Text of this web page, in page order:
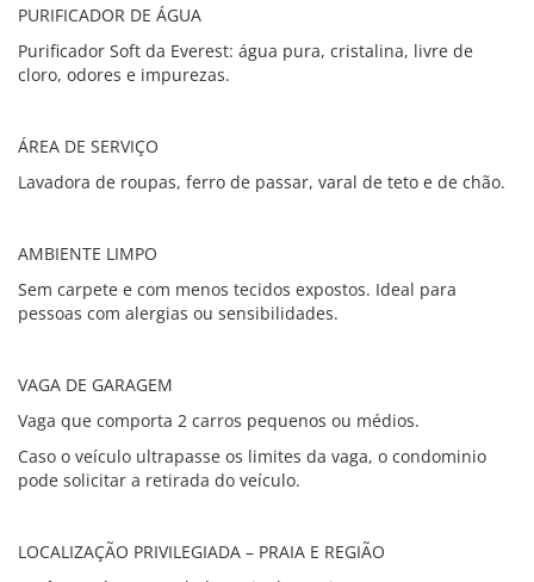
PURIFICADOR DE ÁGUA
Purificador Soft da Everest: água pura, cristalina, livre de
cloro, odores e impurezas.
ÁREA DE SERVIÇO
Lavadora de roupas, ferro de passar, varal de teto e de chão.
AMBIENTE LIMPO
Sem carpete e com menos tecidos expostos. Ideal para
pessoas com alergias ou sensibilidades.
VAGA DE GARAGEM
Vaga que comporta 2 carros pequenos ou médios.
Caso o veículo ultrapasse os limites da vaga, o condominio
pode solicitar a retirada do veículo.
LOCALIZAÇÃO PRIVILEGIADA – PRAIA E REGIÃO